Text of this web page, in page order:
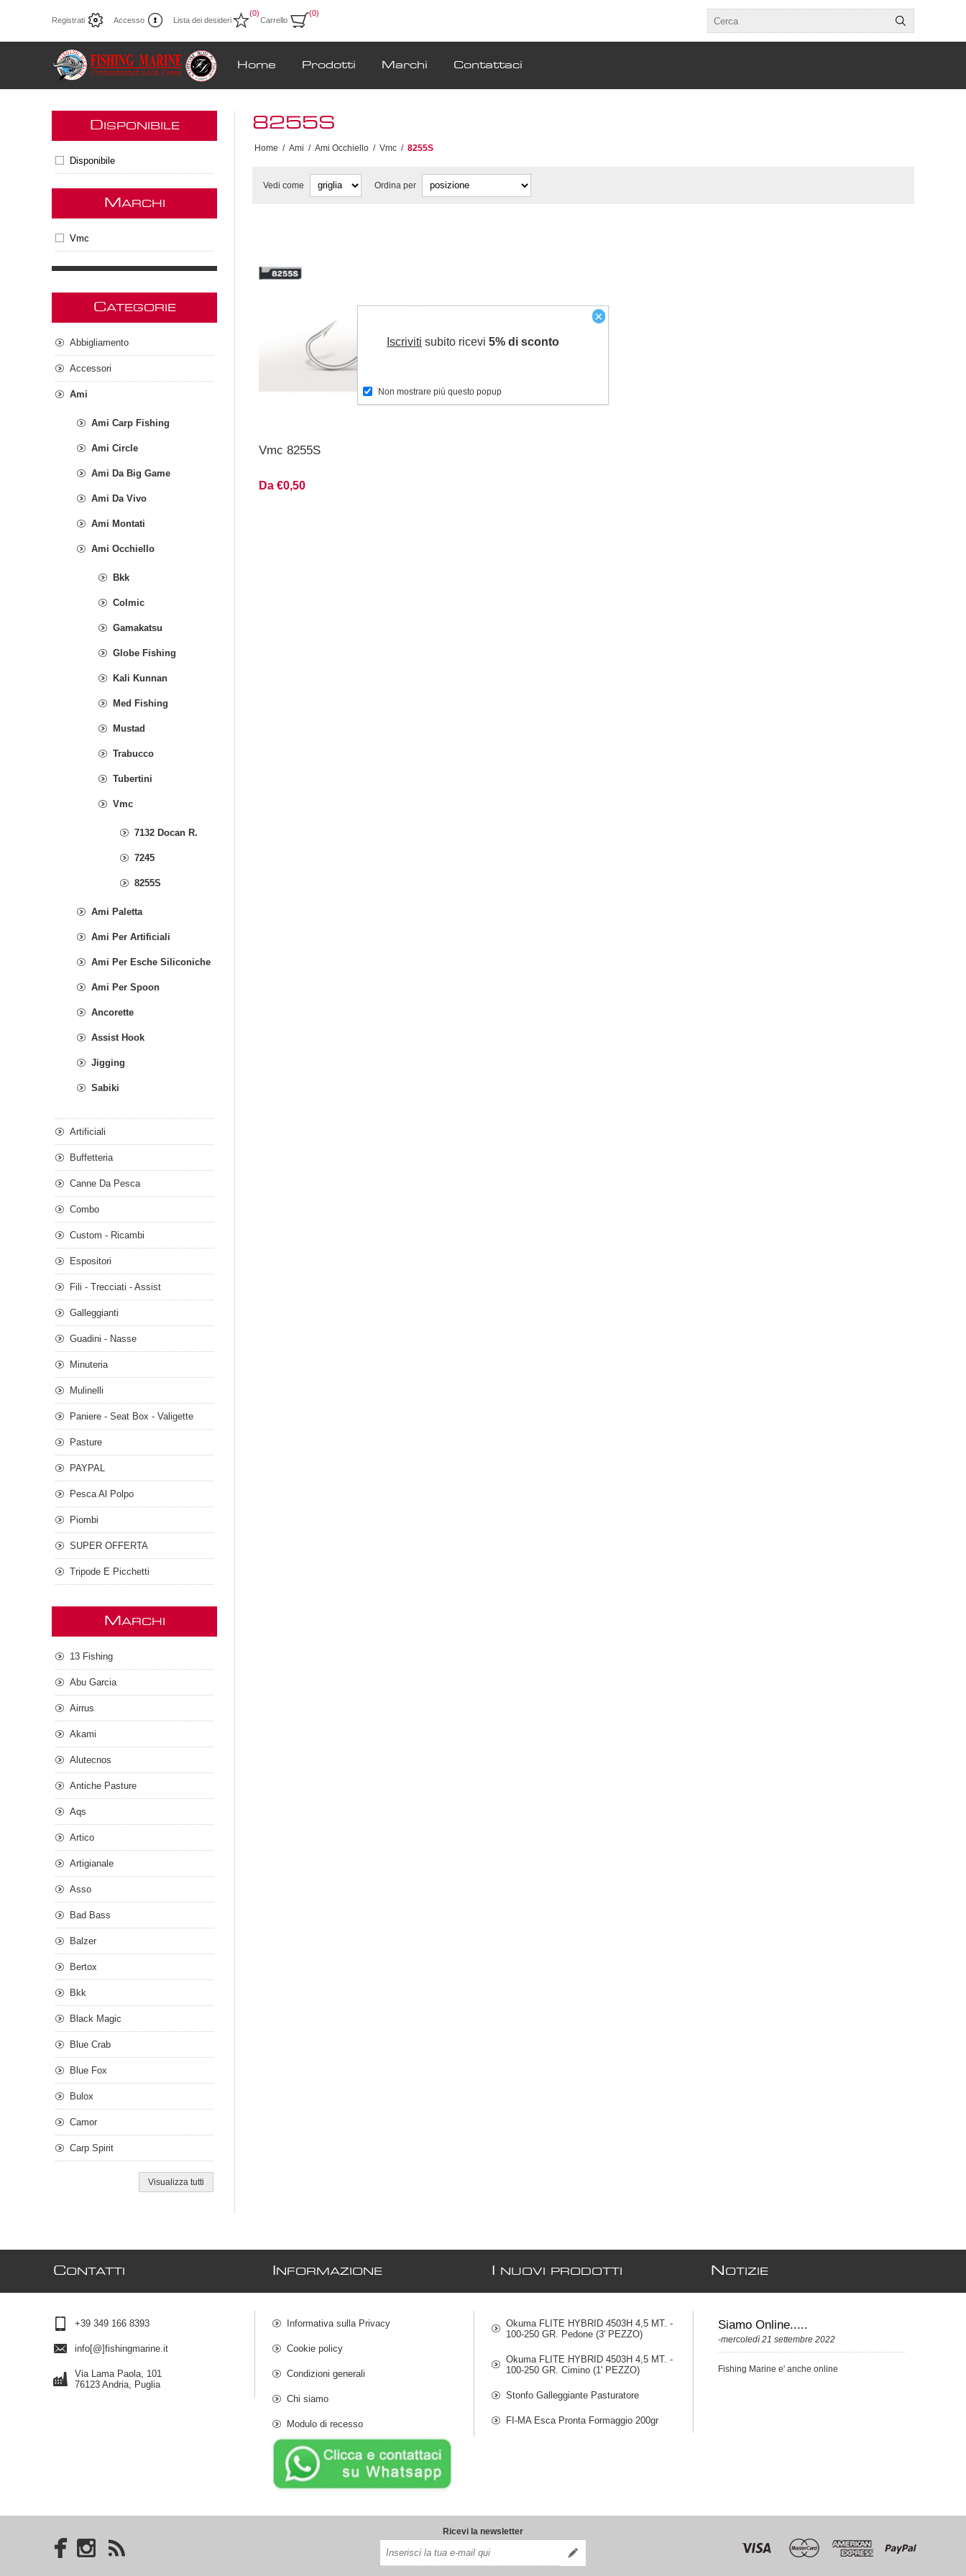
Registrati Accesso Lista dei desideri
(0)
Carrello
(0)
Home Prodotti Marchi Contattaci
8255S
Home / Ami / Ami Occhiello / Vmc / 8255S
Vedi come Ordina per
Vmc 8255S
Da €0,50
D ISPONIBILE
Disponibile
M ARCHI
Vmc
CATEGORIE
Abbigliamento
Accessori
Ami
Ami Carp Fishing
Ami Circle
Ami Da Big Game
Ami Da Vivo
Ami Montati
Ami Occhiello
Bkk
Colmic
Gamakatsu
Globe Fishing
Kali Kunnan
Med Fishing
Mustad
Trabucco
Tubertini
Vmc
7132 Docan R.
7245
8255S
Ami Paletta
Ami Per Artificiali
Ami Per Esche Siliconiche
Ami Per Spoon
Ancorette
Assist Hook
Jigging
Sabiki
Artificiali
Buffetteria
Canne Da Pesca
Combo
Custom - Ricambi
Espositori
Fili - Trecciati - Assist
Galleggianti
Guadini - Nasse
Minuteria
Mulinelli
Paniere - Seat Box - Valigette
Pasture
PAYPAL
Pesca Al Polpo
Piombi
SUPER OFFERTA
Tripode E Picchetti
M ARCHI
13 Fishing
Abu Garcia
Airrus
Akami
Alutecnos
Antiche Pasture
Aqs
Artico
Artigianale
Asso
Bad Bass
Balzer
Bertox
Bkk
Black Magic
Blue Crab
Blue Fox
Bulox
Camor
Carp Spirit
Visualizza tutti
CONTATTI
+39 349 166 8393
info[@]fishingmarine.it
Via Lama Paola, 101
76123 Andria, Puglia
NFORMAZIONE
Informativa sulla Privacy
Cookie policy
Condizioni generali
Chi siamo
Modulo di recesso
NUOVI PRODOTTI
Okuma FLITE HYBRID 4503H 4,5 MT. -
100-250 GR. Pedone (3' PEZZO)
Okuma FLITE HYBRID 4503H 4,5 MT. -
100-250 GR. Cimino (1' PEZZO)
Stonfo Galleggiante Pasturatore
FI-MA Esca Pronta Formaggio 200gr
N OTIZIE
Siamo Online.....
-mercoledì 21 settembre 2022
Fishing Marine e' anche online
Ricevi la newsletter
×
Iscriviti subito ricevi 5% di sconto
Non mostrare più questo popup